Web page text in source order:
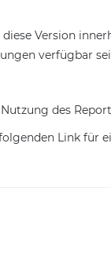
diese Version
verfügbar
des
Link für